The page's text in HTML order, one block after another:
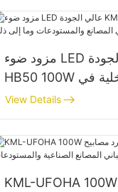
مزود ضوء LED عالي الجودة KML-
HB50 100W للإضاءة الداخلية في
View Details
KML-UFOHA 100W مورد مصابيح